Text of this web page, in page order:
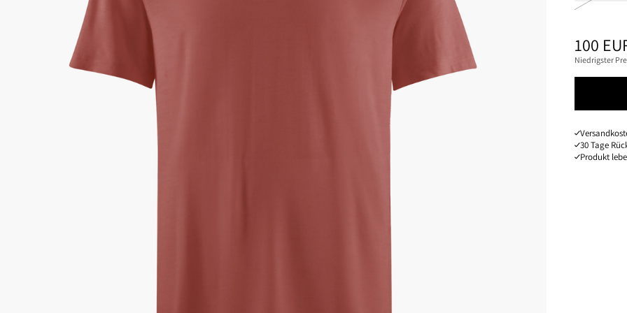
PREIS:
100
Niedrigster
30 Tage
Produkt